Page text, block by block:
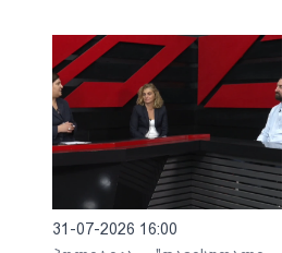
31-07-2026 16:00